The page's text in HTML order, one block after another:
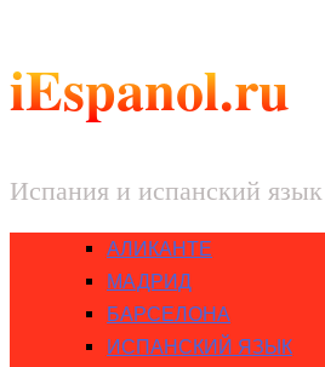
iEspanol.ru
Испания и испанский язык
АЛИКАНТЕ
МАДРИД
БАРСЕЛОНА
ИСПАНСКИЙ ЯЗЫК